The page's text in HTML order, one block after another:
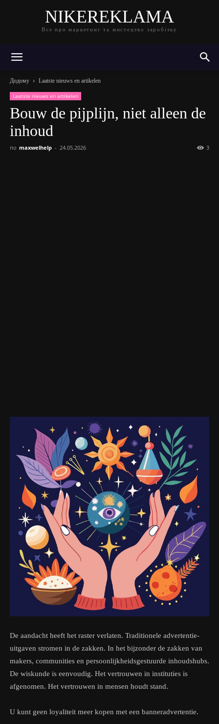
NIKEREKLAMA
Все про маркетинг та мистецтво заробітку
Додому Laatste nieuws en artikelen
Laatste nieuws en artikelen
Bouw de pijplijn, niet alleen de
inhoud
по maxwelhelp - 24.05.2026 3
De aandacht heeft het raster verlaten. Traditionele advertentie-
uitgaven stromen in de zakken. In het bijzonder de zakken van
makers, communities en persoonlijkheidsgestuurde inhoudshubs.
De wiskunde is eenvoudig. Het vertrouwen in instituties is
afgenomen. Het vertrouwen in mensen houdt stand.
U kunt geen loyaliteit meer kopen met een banneradvertentie.